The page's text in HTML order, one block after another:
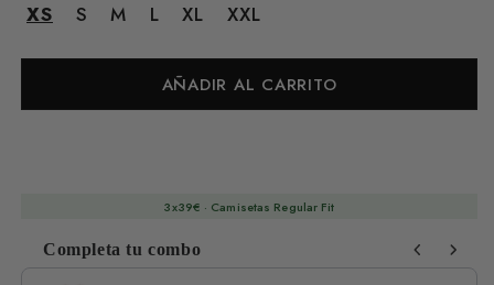
XS S M L XL XXL
AÑADIR AL CARRITO
3x39€ · Camisetas Regular Fit
Completa tu combo